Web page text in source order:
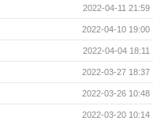
2022-04-11 21:59
2022-04-10 19:00
2022-04-04 18:11
2022-03-27 18:37
2022-03-26 10:48
2022-03-20 10:14